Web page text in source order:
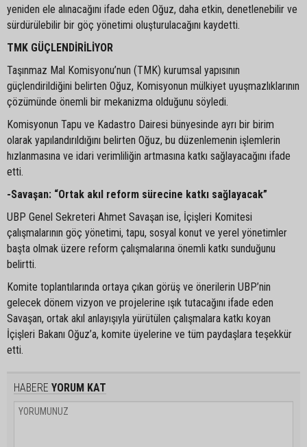
yeniden ele alınacağını ifade eden Oğuz, daha etkin, denetlenebilir ve
sürdürülebilir bir göç yönetimi oluşturulacağını kaydetti.
TMK GÜÇLENDİRİLİYOR
Taşınmaz Mal Komisyonu’nun (TMK) kurumsal yapısının
güçlendirildiğini belirten Oğuz, Komisyonun mülkiyet uyuşmazlıklarının
çözümünde önemli bir mekanizma olduğunu söyledi.
Komisyonun Tapu ve Kadastro Dairesi bünyesinde ayrı bir birim
olarak yapılandırıldığını belirten Oğuz, bu düzenlemenin işlemlerin
hızlanmasına ve idari verimliliğin artmasına katkı sağlayacağını ifade
etti.
-Savaşan: “Ortak akıl reform sürecine katkı sağlayacak”
UBP Genel Sekreteri Ahmet Savaşan ise, İçişleri Komitesi
çalışmalarının göç yönetimi, tapu, sosyal konut ve yerel yönetimler
başta olmak üzere reform çalışmalarına önemli katkı sunduğunu
belirtti.
Komite toplantılarında ortaya çıkan görüş ve önerilerin UBP’nin
gelecek dönem vizyon ve projelerine ışık tutacağını ifade eden
Savaşan, ortak akıl anlayışıyla yürütülen çalışmalara katkı koyan
İçişleri Bakanı Oğuz’a, komite üyelerine ve tüm paydaşlara teşekkür
etti.
HABERE YORUM KAT